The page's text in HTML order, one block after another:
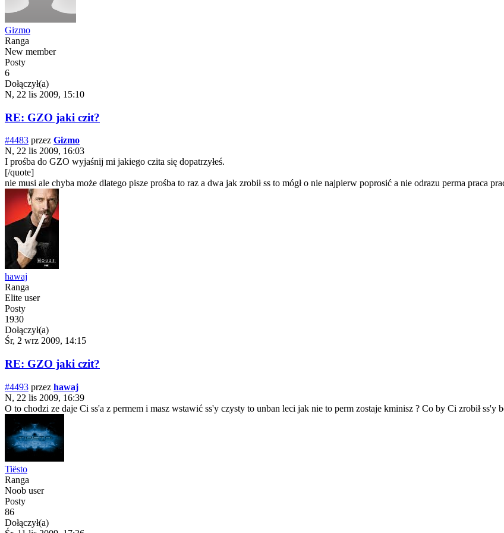
Gizmo
Ranga
New member
Posty
6
Dołączył(a)
N, 22 lis 2009, 15:10
RE: GZO jaki czit?
#4483 przez Gizmo
N, 22 lis 2009, 16:03
I prośba do GZO wyjaśnij mi jakiego czita się dopatrzyłeś.
[/quote]
nie musi ale chyba może dlatego pisze prośba to raz a dwa jak zrobił ss to mógł o nie najpierw poprosić a nie odrazu perma praca
hawaj
Ranga
Elite user
Posty
1930
Dołączył(a)
Śr, 2 wrz 2009, 14:15
RE: GZO jaki czit?
#4493 przez hawaj
N, 22 lis 2009, 16:39
O to chodzi ze daje Ci ss'a z permem i masz wstawić ss'y czysty to unban leci jak nie to perm zostaje kminisz ? Co by Ci zrobił ss'y
Tiësto
Ranga
Noob user
Posty
86
Dołączył(a)